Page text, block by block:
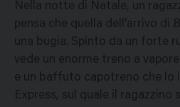
Nella notte di Natale, un
pensa che quella dell'arrivo di
una bugia. Spinto da un forte
vede un enorme treno a
e un baffuto capotreno che lo
Express, sul quale il ragazzino